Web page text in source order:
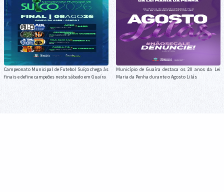
Campeonato Municipal de Futebol Suíço chega às
finais e define campeões neste sábado em Guaíra
Município de Guaíra destaca os 20 anos da Lei
Maria da Penha durante o Agosto Lilás